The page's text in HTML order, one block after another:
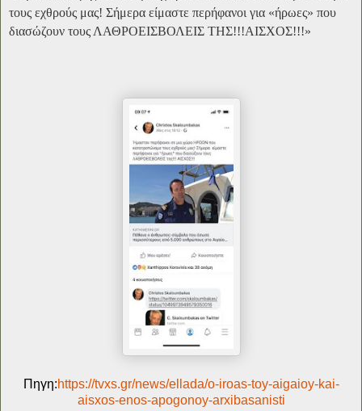
τους εχθρούς μας! Σήμερα είμαστε περήφανοι για «ήρωες» που
διασώζουν τους ΛΑΘΡΟΕΙΣΒΟΛΕΙΣ ΤΗΣ!!!ΑΙΣΧΟΣ!!!»
Πηγη:https://tvxs.gr/news/ellada/o-iroas-toy-aigaioy-kai-
aisxos-enos-apogonoy-arxibasanisti